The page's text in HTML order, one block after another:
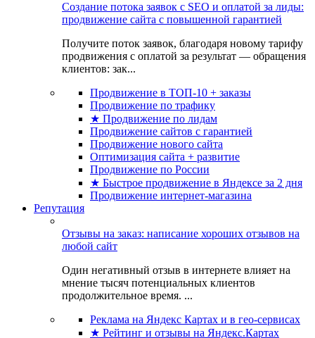
Создание потока заявок с SEO и оплатой за лиды:
продвижение сайта с повышенной гарантией
Получите поток заявок, благодаря новому тарифу
продвижения с оплатой за результат — обращения
клиентов: зак...
Продвижение в ТОП-10 + заказы
Продвижение по трафику
★ Продвижение по лидам
Продвижение сайтов с гарантией
Продвижение нового сайта
Оптимизация сайта + развитие
Продвижение по России
★ Быстрое продвижение в Яндексе за 2 дня
Продвижение интернет-магазина
Репутация
Отзывы на заказ: написание хороших отзывов на
любой сайт
Один негативный отзыв в интернете влияет на
мнение тысяч потенциальных клиентов
продолжительное время. ...
Реклама на Яндекс Картах и в гео-сервисах
★ Рейтинг и отзывы на Яндекс.Картах